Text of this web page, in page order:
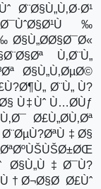
Ø§Ù„Ø­Ø§Ø¯Ø«
Ù‚Ø¨Ù„
Ø§Ù„Ù‚ØµØ©
Ø¨Ù„ Ù?
Ù‡Ùˆ Ù…Ø­Ùƒ
Ø£Ù„Ø­Ù‚Øª
Ø§Ù„Ù‡Ø¯Ù?
Ø£Ùˆ